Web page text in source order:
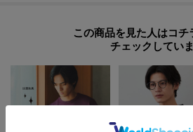
この商品を見た人はコチ
チェックしてい